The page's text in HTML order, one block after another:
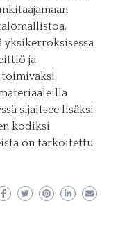
ja
toimivaksi
sijaitsee lisäksi
kodiksi
on tarkoitettu